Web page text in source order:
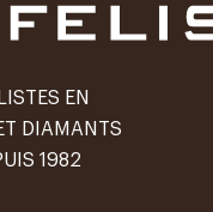
EN
DIAMANTS
1982